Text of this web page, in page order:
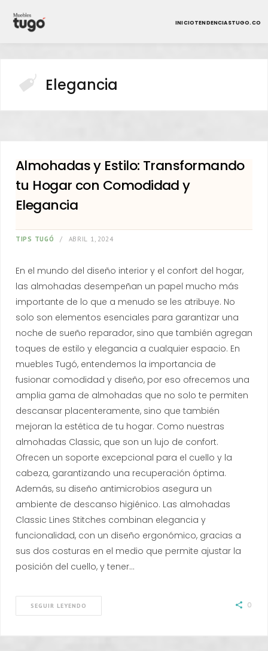
Elegancia
Almohadas y Estilo: Transformando
tu Hogar con Comodidad y
Elegancia
TIPS TUGÓ ABRIL 1, 2024
En el mundo del diseño interior y el confort del hogar,
las almohadas desempeñan un papel mucho más
importante de lo que a menudo se les atribuye. No
solo son elementos esenciales para garantizar una
noche de sueño reparador, sino que también agregan
toques de estilo y elegancia a cualquier espacio. En
muebles Tugó, entendemos la importancia de
fusionar comodidad y diseño, por eso ofrecemos una
amplia gama de almohadas que no solo te permiten
descansar placenteramente, sino que también
mejoran la estética de tu hogar. Como nuestras
almohadas Classic, que son un lujo de confort.
Ofrecen un soporte excepcional para el cuello y la
cabeza, garantizando una recuperación óptima.
Además, su diseño antimicrobios asegura un
ambiente de descanso higiénico. Las almohadas
Classic Lines Stitches combinan elegancia y
funcionalidad, con un diseño ergonómico, gracias a
sus dos costuras en el medio que permite ajustar la
posición del cuello, y tener…
SEGUIR LEYENDO 0
INICIOTENDENCIASTUGO.CO